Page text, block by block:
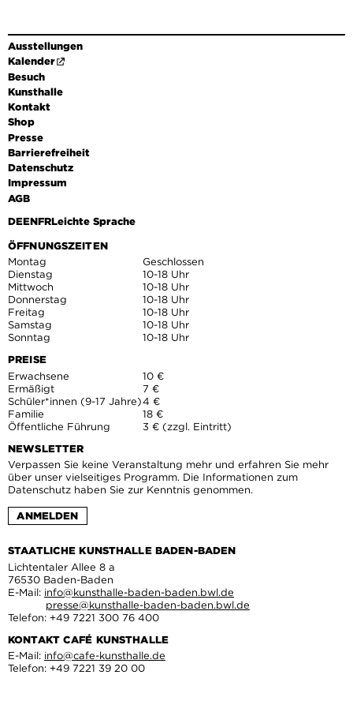
Ausstellungen
Kalender
Besuch
Kunsthalle
Kontakt
Shop
Presse
Barrierefreiheit
Datenschutz
Impressum
AGB
DEENFRLeichte Sprache
ÖFFNUNGSZEITEN
Montag
Geschlossen
Dienstag
10-18 Uhr
Mittwoch
10-18 Uhr
Donnerstag
10-18 Uhr
Freitag
10-18 Uhr
Samstag
10-18 Uhr
Sonntag
10-18 Uhr
PREISE
Erwachsene
10 €
Ermäßigt
7 €
Schüler*innen (9-17 Jahre)4 €
Familie
18 €
Öffentliche Führung
3 € (zzgl. Eintritt)
NEWSLETTER
Verpassen Sie keine Veranstaltung mehr und erfahren Sie mehr
über unser vielseitiges Programm. Die Informationen zum
Datenschutz haben Sie zur Kenntnis genommen.
ANMELDEN
STAATLICHE KUNSTHALLE BADEN-BADEN
Lichtentaler Allee 8 a
76530 Baden-Baden
E-Mail: info@kunsthalle-baden-baden.bwl.de
presse@kunsthalle-baden-baden.bwl.de
Telefon: +49 7221 300 76 400
KONTAKT CAFÉ KUNSTHALLE
E-Mail: info@cafe-kunsthalle.de
Telefon: +49 7221 39 20 00